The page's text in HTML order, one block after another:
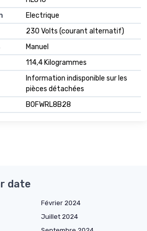
‎Electrique
‎230 Volts (courant alternatif)
‎Manuel
‎114,4 Kilogrammes
‎Information indisponible sur les
pièces détachées
B0FWRL8B28
date
Février 2024
Juillet 2024